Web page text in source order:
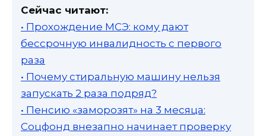
Сейчас читают:
• Прохождение МСЭ: кому дают
бессрочную инвалидность с первого
раза
• Почему стиральную машину нельзя
запускать 2 раза подряд?
• Пенсию «заморозят» на 3 месяца:
Соцфонд внезапно начинает проверку